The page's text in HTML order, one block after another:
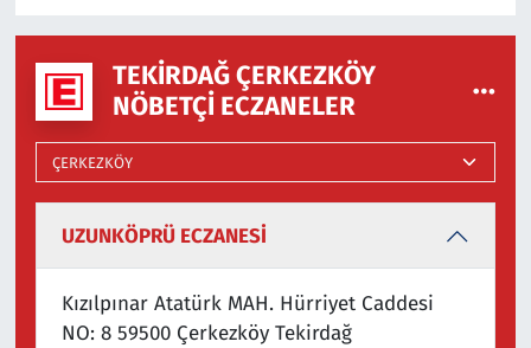
TEKIRDAĞ ÇERKEZKÖY
NÖBETÇI ECZANELER
UZUNKÖPRÜ ECZANESİ
Kızılpınar Atatürk MAH. Hürriyet Caddesi
NO: 8 59500 Çerkezköy Tekirdağ